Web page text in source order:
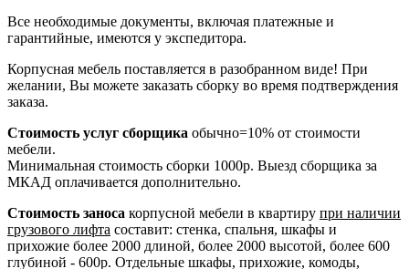
Все необходимые документы, включая платежные и
гарантийные, имеются у экспедитора.
Корпусная мебель поставляется в разобранном виде! При
желании, Вы можете заказать сборку во время подтверждения
заказа.
Стоимость услуг сборщика обычно=10% от стоимости
мебели.
Минимальная стоимость сборки 1000р. Выезд сборщика за
МКАД оплачивается дополнительно.
Стоимость заноса корпусной мебели в квартиру при наличии
грузового лифта составит: стенка, спальня, шкафы и
прихожие более 2000 длиной, более 2000 высотой, более 600
глубиной - 600р. Отдельные шкафы, прихожие, комоды,